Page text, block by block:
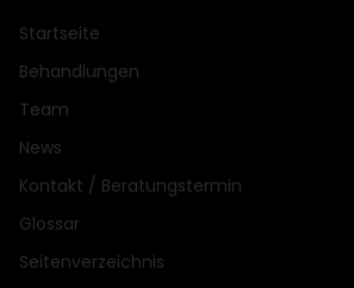
Startseite
Behandlungen
Team
News
Kontakt / Beratungstermin
Glossar
Seitenverzeichnis